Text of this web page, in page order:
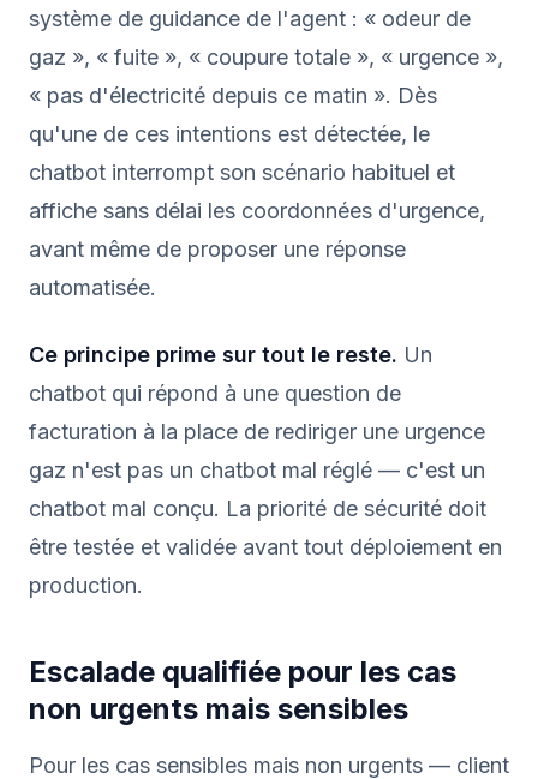
système de guidance de l'agent : « odeur de
gaz », « fuite », « coupure totale », « urgence »,
« pas d'électricité depuis ce matin ». Dès
qu'une de ces intentions est détectée, le
chatbot interrompt son scénario habituel et
affiche sans délai les coordonnées d'urgence,
avant même de proposer une réponse
automatisée.
Ce principe prime sur tout le reste. Un
chatbot qui répond à une question de
facturation à la place de rediriger une urgence
gaz n'est pas un chatbot mal réglé — c'est un
chatbot mal conçu. La priorité de sécurité doit
être testée et validée avant tout déploiement en
production.
Escalade qualifiée pour les cas
non urgents mais sensibles
Pour les cas sensibles mais non urgents — client